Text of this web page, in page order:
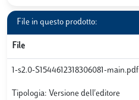
File in questo prodotto:
File
1-s2.0-S1544612318306081-main.pdf
Tipologia: Versione dell'editore